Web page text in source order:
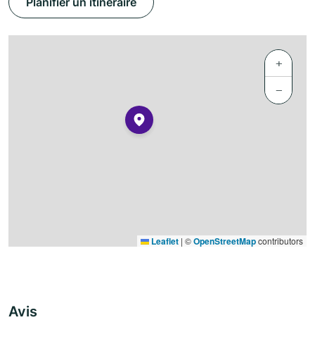
+
−
Leaflet | ©OpenStreetMapcontributors
Avis